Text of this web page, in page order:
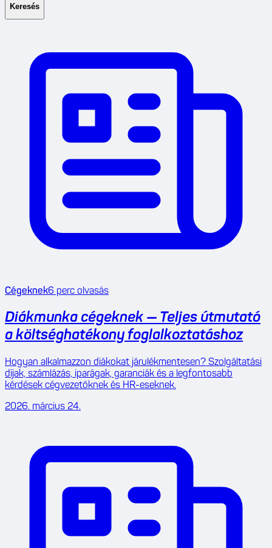
Keresés
Cégeknek6 perc olvasás
Diákmunka cégeknek — Teljes útmutató
a költséghatékony foglalkoztatáshoz
Hogyan alkalmazzon diákokat járulékmentesen? Szolgáltatási
díjak, számlázás, iparágak, garanciák és a legfontosabb
kérdések cégvezetőknek és HR-eseknek.
2026. március 24.